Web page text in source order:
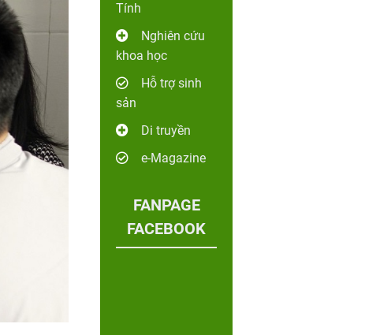
Tính
Nghiên cứu
khoa học
Hỗ trợ sinh
sản
Di truyền
e-Magazine
FANPAGE
FACEBOOK